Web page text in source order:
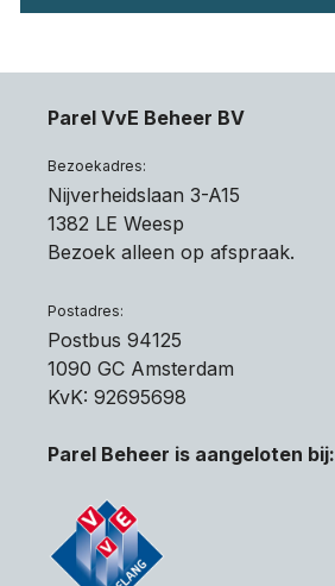
Parel VvE Beheer BV
Bezoekadres:
Nijverheidslaan 3-A15
1382 LE Weesp
Bezoek alleen op afspraak.
Postadres:
Postbus 94125
1090 GC Amsterdam
KvK: 92695698
Parel Beheer is aangeloten bij: